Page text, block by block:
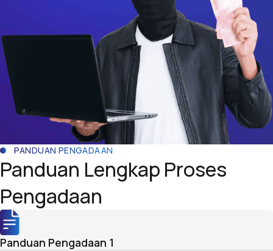
PANDUAN PENGADAAN
Panduan Lengkap Proses
Pengadaan
Panduan Pengadaan 1